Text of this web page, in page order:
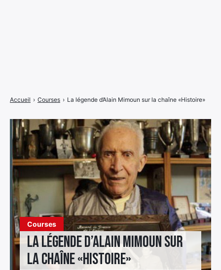
Courses
La légende d’Alain Mimoun sur
la chaîne «Histoire»
Accueil › Courses › La légende d’Alain Mimoun sur la chaîne «Histoire»
Élément
de
menu
Élément
de
menu
Élément
menu